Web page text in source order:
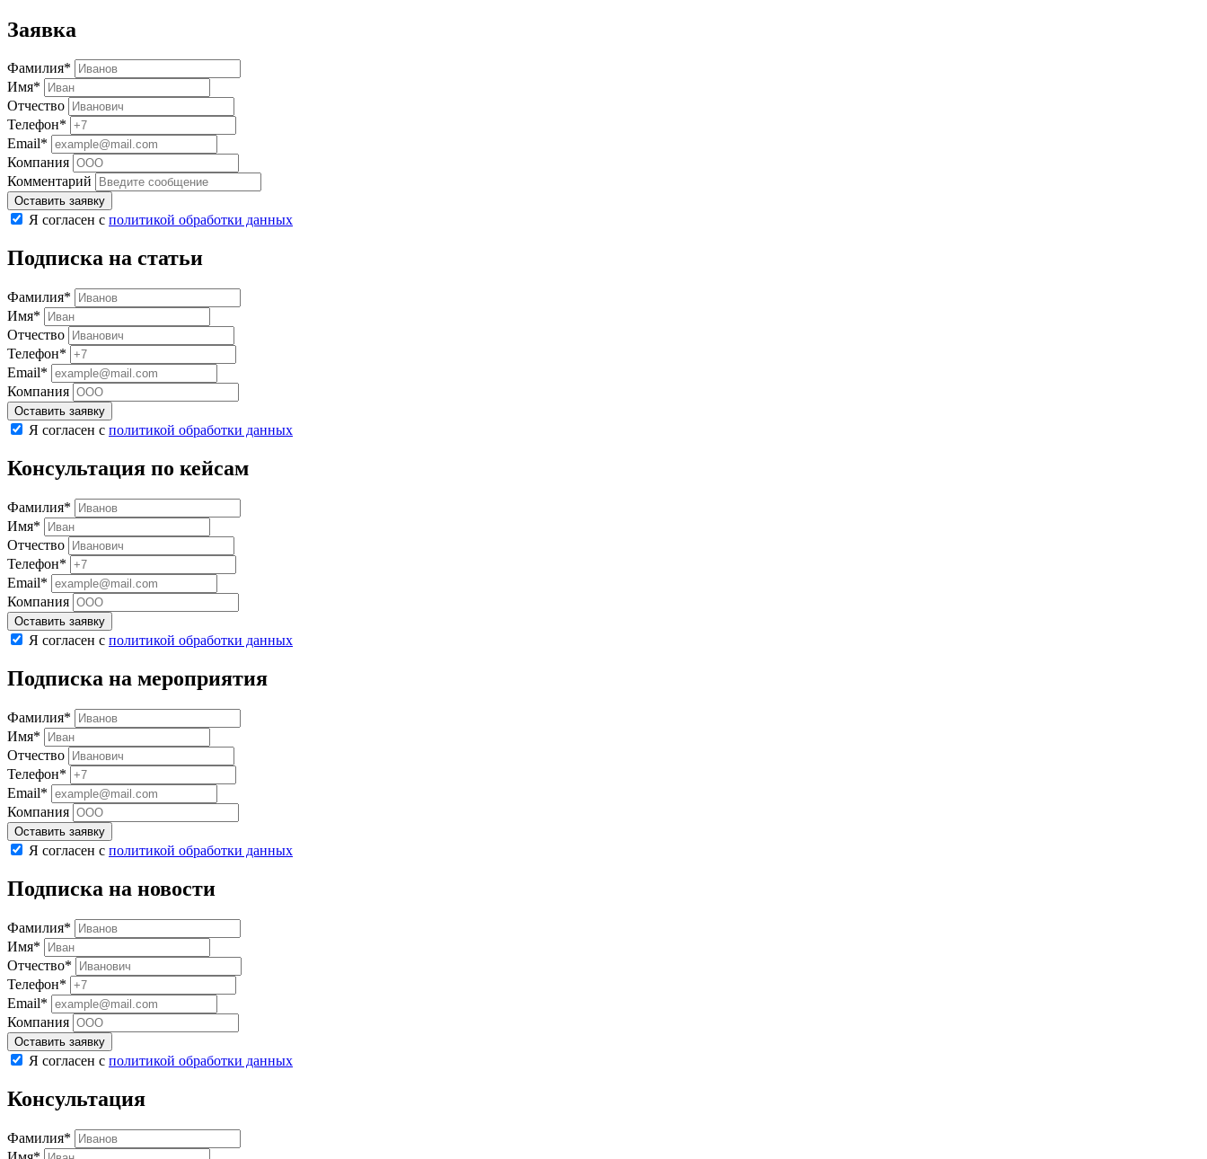
Заявка
Фамилия*
Имя*
Отчество
Телефон*
Email*
Компания
Комментарий
Оставить заявку
Я согласен с политикой обработки данных
Подписка на статьи
Фамилия*
Имя*
Отчество
Телефон*
Email*
Компания
Оставить заявку
Я согласен с политикой обработки данных
Консультация по кейсам
Фамилия*
Имя*
Отчество
Телефон*
Email*
Компания
Оставить заявку
Я согласен с политикой обработки данных
Подписка на мероприятия
Фамилия*
Имя*
Отчество
Телефон*
Email*
Компания
Оставить заявку
Я согласен с политикой обработки данных
Подписка на новости
Фамилия*
Имя*
Отчество*
Телефон*
Email*
Компания
Оставить заявку
Я согласен с политикой обработки данных
Консультация
Фамилия*